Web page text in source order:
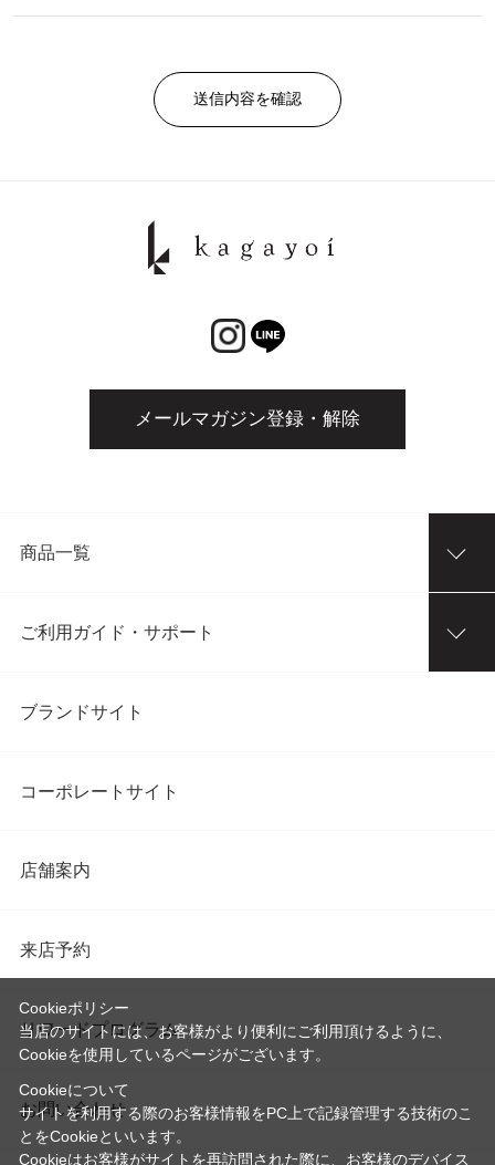
メールマガジン登録・解除
商品一覧
ご利用ガイド・サポート
ブランドサイト
コーポレートサイト
店舗案内
来店予約
リワードプログラム
お問い合わせ
Cookieポリシー
当店のサイトには、お客様がより便利にご利用頂けるように、
Cookieを使用しているページがございます。
Cookieについて
サイトを利用する際のお客様情報をPC上で記録管理する技術のこ
とをCookieといいます。
Cookieはお客様がサイトを再訪問された際に、お客様のデバイス